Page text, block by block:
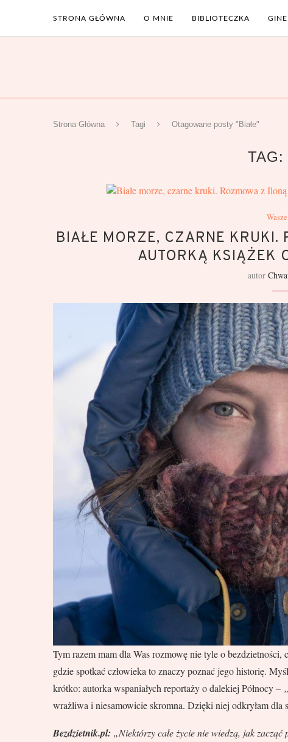
STRONA GŁÓWNA O MNIE BIBLIOTECZKA
Strona Główna Tagi Otagowane posty "Białe"
TAG:
BIAŁE MORZE, CZARNE KRUKI.
AUTORKĄ KSIĄŻEK
autor
Tym razem mam dla Was rozmowę nie tyle o
gdzie spotkać człowieka to znaczy poznać jego historię.
krótko: autorka wspaniałych reportaży o dalekiej Północy –
wrażliwa i niesamowicie skromna. Dzięki niej odkryłam
Bezdzietnik.pl: „Niektórzy całe życie nie wiedzą, jak